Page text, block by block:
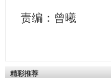
责编：曾曦
精彩推荐